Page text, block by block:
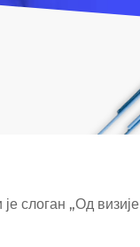
слоган „Од визије